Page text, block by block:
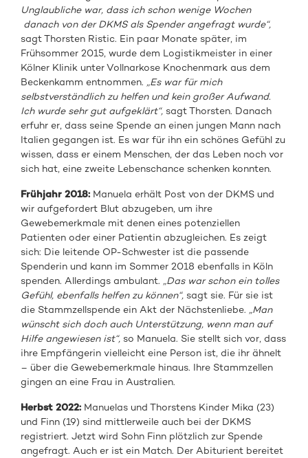
Unglaubliche war, dass ich schon wenige Wochen
danach von der DKMS als Spender angefragt wurde“,
sagt Thorsten Ristic. Ein paar Monate später, im
Frühsommer 2015, wurde dem Logistikmeister in einer
Kölner Klinik unter Vollnarkose Knochenmark aus dem
Beckenkamm entnommen. „Es war für mich
selbstverständlich zu helfen und kein großer Aufwand.
Ich wurde sehr gut aufgeklärt“, sagt Thorsten. Danach
erfuhr er, dass seine Spende an einen jungen Mann nach
Italien gegangen ist. Es war für ihn ein schönes Gefühl zu
wissen, dass er einem Menschen, der das Leben noch vor
sich hat, eine zweite Lebenschance schenken konnten.
Frühjahr 2018: Manuela erhält Post von der DKMS und
wir aufgefordert Blut abzugeben, um ihre
Gewebemerkmale mit denen eines potenziellen
Patienten oder einer Patientin abzugleichen. Es zeigt
sich: Die leitende OP-Schwester ist die passende
Spenderin und kann im Sommer 2018 ebenfalls in Köln
spenden. Allerdings ambulant. „Das war schon ein tolles
Gefühl, ebenfalls helfen zu können“, sagt sie. Für sie ist
die Stammzellspende ein Akt der Nächstenliebe. „Man
wünscht sich doch auch Unterstützung, wenn man auf
Hilfe angewiesen ist“, so Manuela. Sie stellt sich vor, dass
ihre Empfängerin vielleicht eine Person ist, die ihr ähnelt
– über die Gewebemerkmale hinaus. Ihre Stammzellen
gingen an eine Frau in Australien.
Herbst 2022: Manuelas und Thorstens Kinder Mika (23)
und Finn (19) sind mittlerweile auch bei der DKMS
registriert. Jetzt wird Sohn Finn plötzlich zur Spende
angefragt. Auch er ist ein Match. Der Abiturient bereitet